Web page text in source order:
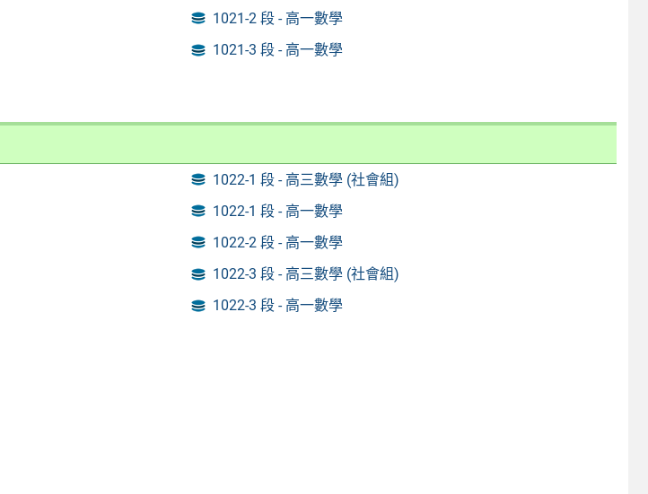
1021-2 段 - 高一數學
1021-3 段 - 高一數學
1022-1 段 - 高三數學 (社會組)
1022-1 段 - 高一數學
1022-2 段 - 高一數學
1022-3 段 - 高三數學 (社會組)
1022-3 段 - 高一數學